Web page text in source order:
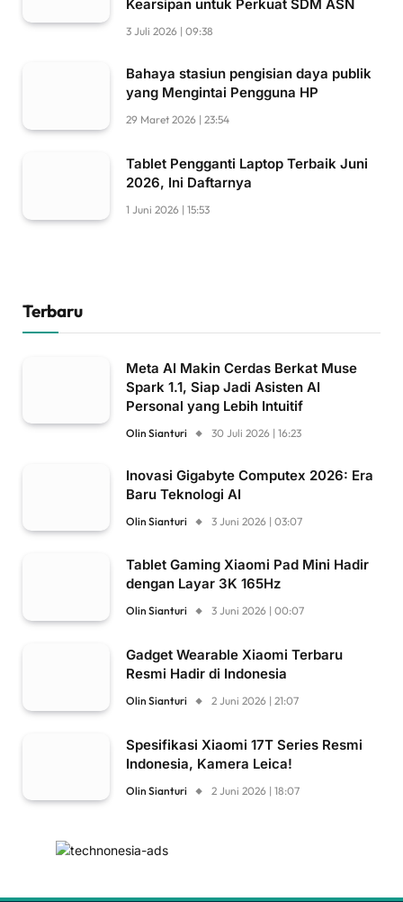
Kearsipan untuk Perkuat SDM ASN
3 Juli 2026 | 09:38
Bahaya stasiun pengisian daya publik
yang Mengintai Pengguna HP
29 Maret 2026 | 23:54
Tablet Pengganti Laptop Terbaik Juni
2026, Ini Daftarnya
1 Juni 2026 | 15:53
Terbaru
Meta AI Makin Cerdas Berkat Muse
Spark 1.1, Siap Jadi Asisten AI
Personal yang Lebih Intuitif
Olin Sianturi 30 Juli 2026 | 16:23
Inovasi Gigabyte Computex 2026: Era
Baru Teknologi AI
Olin Sianturi 3 Juni 2026 | 03:07
Tablet Gaming Xiaomi Pad Mini Hadir
dengan Layar 3K 165Hz
Olin Sianturi 3 Juni 2026 | 00:07
Gadget Wearable Xiaomi Terbaru
Resmi Hadir di Indonesia
Olin Sianturi 2 Juni 2026 | 21:07
Spesifikasi Xiaomi 17T Series Resmi
Indonesia, Kamera Leica!
Olin Sianturi 2 Juni 2026 | 18:07